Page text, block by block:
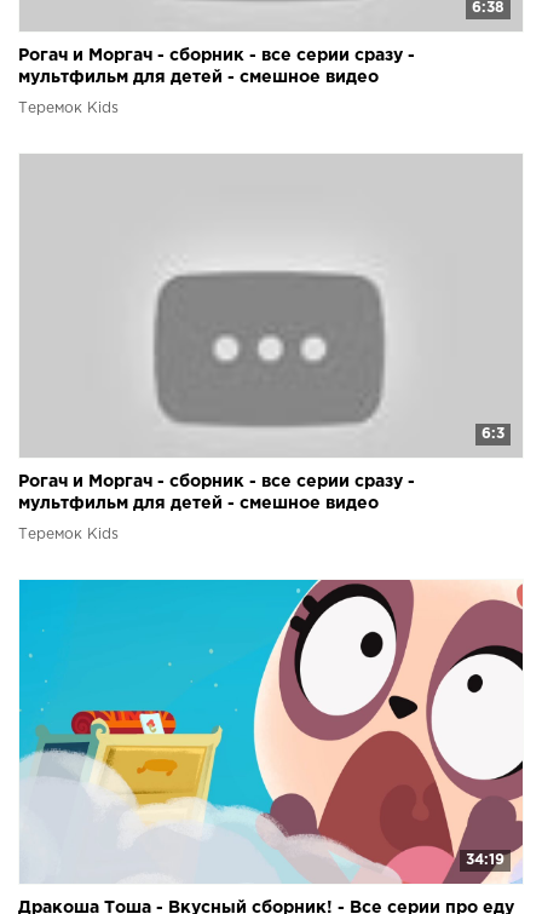
6:38
Рогач и Моргач - сборник - все серии сразу -
мультфильм для детей - смешное видео
Теремок Kids
6:3
Рогач и Моргач - сборник - все серии сразу -
мультфильм для детей - смешное видео
Теремок Kids
34:19
Дракоша Тоша - Вкусный сборник! - Все серии про еду